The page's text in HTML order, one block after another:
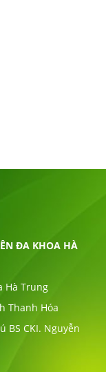
ĐA KHOA HÀ
Hà Trung
Thanh Hóa
BS CKI. Nguyễn